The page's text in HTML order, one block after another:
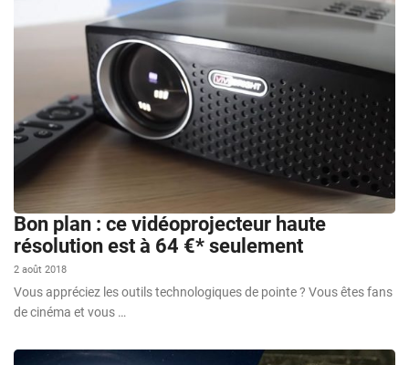
Bon plan : ce vidéoprojecteur haute
résolution est à 64 €* seulement
2 août 2018
Vous appréciez les outils technologiques de pointe ? Vous êtes fans
de cinéma et vous …